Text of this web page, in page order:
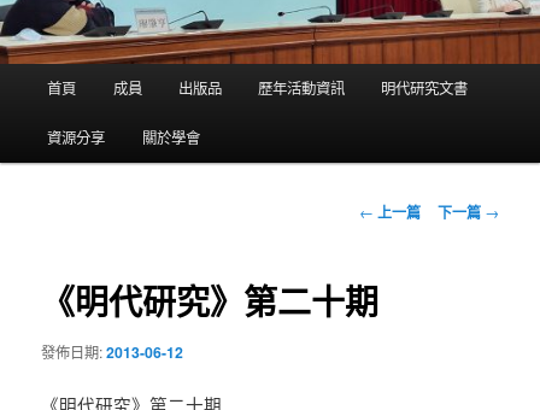
首頁 成員 出版品 歷年活動資訊 明代研究文書
資源分享 關於學會
文
覽
← 上一篇 下一篇 →
《明代研究》第二十期
發佈日期:2013-06-12
《明代研究》第二十期